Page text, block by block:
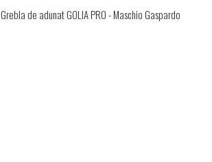
Grebla de adunat GOLIA PRO - Maschio Gaspardo